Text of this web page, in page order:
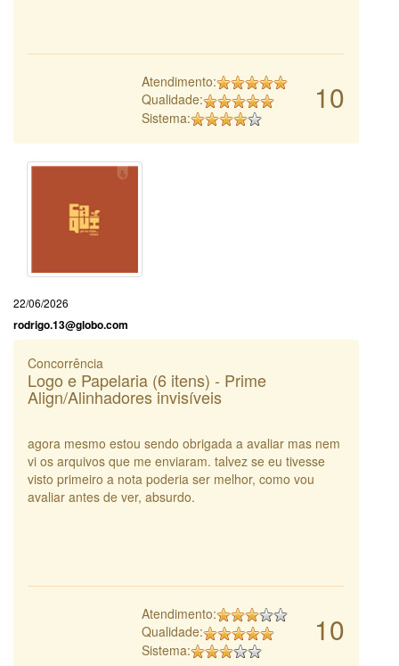
10
Atendimento:
Qualidade:
Sistema:
22/06/2026
rodrigo.13@globo.com
Concorrência
Logo e Papelaria (6 itens) - Prime
Align/Alinhadores invisíveis
agora mesmo estou sendo obrigada a avaliar mas nem
vi os arquivos que me enviaram. talvez se eu tivesse
visto primeiro a nota poderia ser melhor, como vou
avaliar antes de ver, absurdo.
10
Atendimento:
Qualidade:
Sistema: